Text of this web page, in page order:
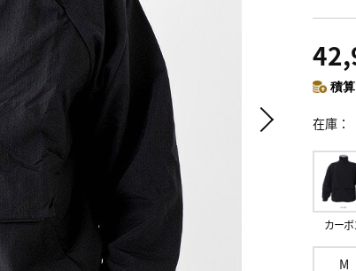
積
在庫
カーボ
M